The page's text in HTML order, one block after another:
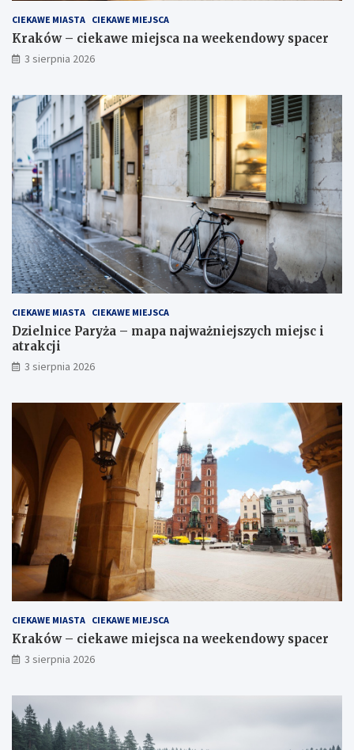
CIEKAWE MIASTA CIEKAWE MIEJSCA
Kraków – ciekawe miejsca na weekendowy spacer
3 sierpnia 2026
CIEKAWE MIASTA CIEKAWE MIEJSCA
Dzielnice Paryża – mapa najważniejszych miejsc i
atrakcji
3 sierpnia 2026
CIEKAWE MIASTA CIEKAWE MIEJSCA
Kraków – ciekawe miejsca na weekendowy spacer
3 sierpnia 2026